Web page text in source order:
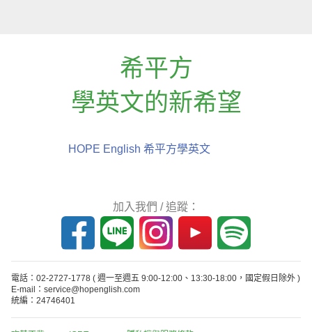
希平方
學英文的新希望
HOPE English 希平方學英文
加入我們 / 追蹤：
電話：02-2727-1778 ( 週一至週五 9:00-12:00、13:30-18:00，國定假日除外 )
E-mail：service@hopenglish.com
統編：24746401